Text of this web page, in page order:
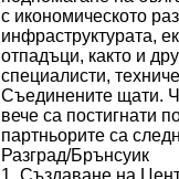
с икономическото
инфраструктурата,
отпадъци, както и
специалисти,
Съединените щати.
вече са постигнати
партньорите са
Разград/Брънсуик
1. Създаване на